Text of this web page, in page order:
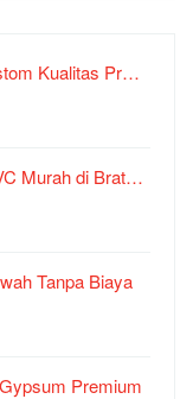
Kualitas Pr…
Murah di Brat…
Tanpa Biaya
Premium